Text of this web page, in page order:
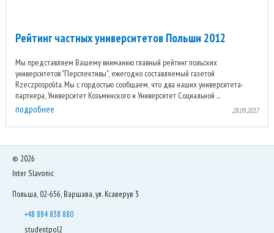
Рейтинг частных университетов Польши 2012
Мы представляем Вашему вниманию главный рейтинг польских
университетов "Перспективы", ежегодно составляемый газетой
Rzeczpospolita. Мы с гордостью сообщаем, что два наших университета-
партнера, Университет Козьминского и Университет Социальной ...
подробнее 28.09.2017
© 2026
Inter Slavonic
Польша, 02-656, Варшава, ул. Ксаверув 3
+48 884 838 880
studentpol2